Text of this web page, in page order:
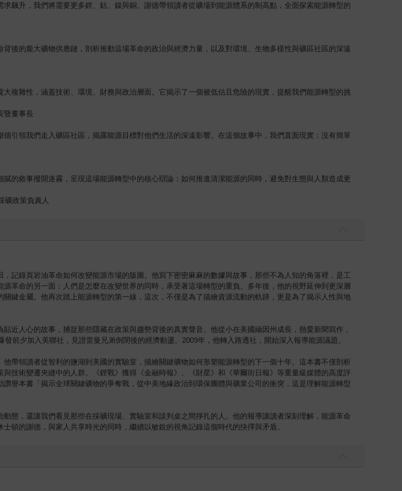
飆升，我們將需要更多鋰、鈷、鎳與銅。謝德帶領讀者從礦場到能源體系的制高點，全面探索能源轉型的
後的龐大礦物供應鏈，剖析推動這場革命的政治與經濟力量，以及對環境、生物多樣性與礦區社區的深遠
大複雜性，涵蓋技術、環境、財務與政治層面。它揭示了一個被低估且危險的現實，提醒我們能源轉型的挑
暨董事長
引領我們走入礦區社區，揭露能源目標對他們生活的深遠影響。在這個故事中，我們直面現實：沒有簡單
的敘事撥開迷霧，呈現這場能源轉型中的核心辯論：如何推進清潔能源的同時，避免對生態與人類造成更
政策負責人
記錄頁岩油革命如何改變能源市場的版圖。他寫下密密麻麻的數據與故事，那些不為人知的角落裡，是工
革命的另一面：人們是怎麼在改變世界的同時，承受著這場轉型的重負。多年後，他的視野延伸到更深層
鍵金屬。他再次踏上能源轉型的第一線，這次，不僅是為了描繪資源流動的軌跡，更是為了揭示人性與地
近人心的故事，捕捉那些隱藏在政策與趨勢背後的真實聲音。他從小在美國緬因州成長，熱愛新聞寫作，
前夕加入美聯社，見證雷曼兄弟倒閉後的經濟動盪。2009年，他轉入路透社，開始深入報導能源議題。
帶領讀者從智利的鹽湖到美國的實驗室，描繪關鍵礦物如何形塑能源轉型的下一個十年。這本書不僅剖析
技術變遷夾縫中的人群。《鋰戰》獲得《金融時報》、《財星》和《華爾街日報》等重量級媒體的高度評
譽本書「揭示全球關鍵礦物的爭奪戰，從中美地緣政治到環保團體與礦業公司的衝突，這是理解能源轉型
態，還讓我們看見那些在採礦現場、實驗室和談判桌之間掙扎的人。他的報導讓讀者深刻理解，能源革命
頓的謝德，與家人共享時光的同時，繼續以敏銳的視角記錄這個時代的抉擇與矛盾。